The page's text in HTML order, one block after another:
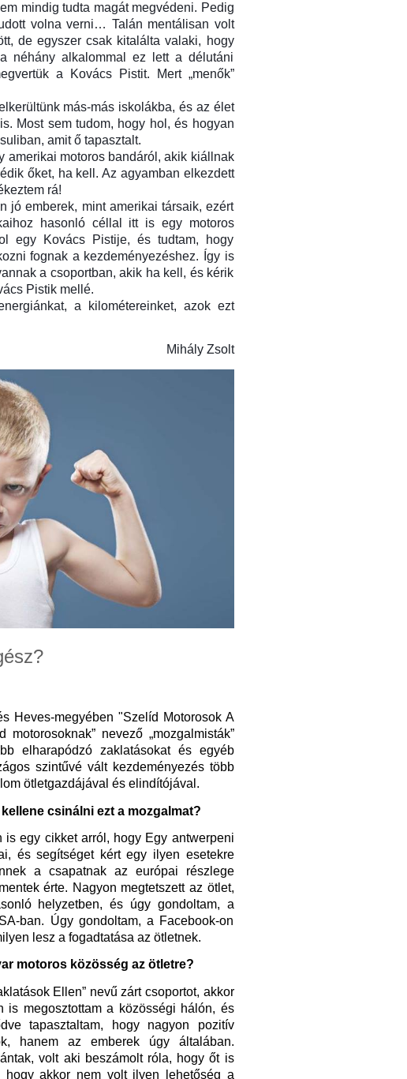
mindig tudta magát megvédeni. Pedig
volna verni… Talán mentálisan volt
de egyszer csak kitalálta valaki, hogy
néhány alkalommal ez lett a délutáni
a Kovács Pistit. Mert „menők”
más-más iskolákba, és az élet
Most sem tudom, hogy hol, és hogyan
amit ő tapasztalt.
amerikai motoros bandáról, akik kiállnak
őket, ha kell. Az agyamban elkezdett
rá!
jó emberek, mint amerikai társaik, ezért
hasonló céllal itt is egy motoros
egy Kovács Pistije, és tudtam, hogy
fognak a kezdeményezéshez. Így is
a csoportban, akik ha kell, és kérik
Pistik mellé.
a kilométereinket, azok ezt
Mihály Zsolt
Heves-megyében "Szelíd Motorosok A
nevező „mozgalmisták”
elharapódzó zaklatásokat és egyéb
szintűvé vált kezdeményezés több
ötletgazdájával és elindítójával.
csinálni ezt a mozgalmat?
egy cikket arról, hogy Egy antwerpeni
és segítséget kért egy ilyen esetekre
a csapatnak az európai részlege
érte. Nagyon megtetszett az ötlet,
helyzetben, és úgy gondoltam, a
ban. Úgy gondoltam, a Facebook-on
lesz a fogadtatása az ötletnek.
motoros közösség az ötletre?
Ellen” nevű zárt csoportot, akkor
is megosztottam a közösségi hálón, és
tapasztaltam, hogy nagyon pozitív
hanem az emberek úgy általában.
volt aki beszámolt róla, hogy őt is
hogy akkor nem volt ilyen lehetőség a